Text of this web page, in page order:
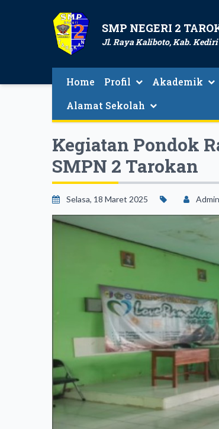
SMP NEGERI 2
Jl. Raya Kaliboto, Kab. Kediri
Home Profil Akademik
Alamat Sekolah
Kegiatan Pondok
SMPN 2 Tarokan
Selasa, 18 Maret 2025